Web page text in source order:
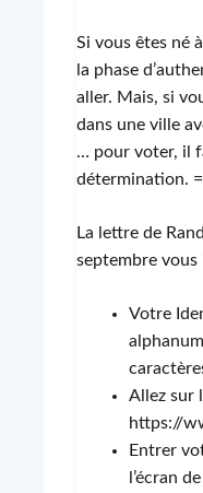
Si vous êtes né
la phase
aller. Mais, si
dans une ville
… pour voter, il
détermination.
La lettre de
septembre vous
Votre
Allez sur
https://
Entrer
l’écran de